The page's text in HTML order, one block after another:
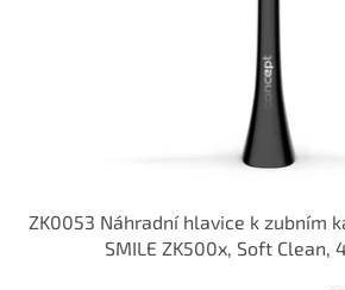
ZK0053 Náhradní hlavice k zubním
SMILE ZK500x, Soft Clean,